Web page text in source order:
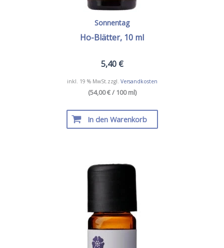
Sonnentag
Ho-Blätter, 10 ml
5,40 €
inkl. 19 % MwSt.zzgl. Versandkosten
(54,00 € / 100 ml)
In den Warenkorb